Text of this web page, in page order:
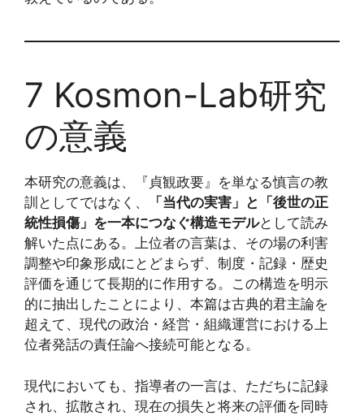
7 Kosmon-Lab研究
の意義
本研究の意義は、『貞観政要』を単なる慎言の教
訓としてではなく、
「当代の実害」と「後世の正
統性損傷」を一本につなぐ構造モデルとして読み
解いた点にある。上位者の言葉は、その場の利害
調整や印象形成にとどまらず、制度・記録・歴史
評価を通じて長期的に作用する。この構造を明示
的に抽出したことにより、本篇は古典的君主論を
超えて、現代の政治・経営・組織運営における上
位者発話の責任論へ接続可能となる。
現代においても、指導者の一言は、ただちに記録
され、拡散され、現在の損失と将来の評価を同時